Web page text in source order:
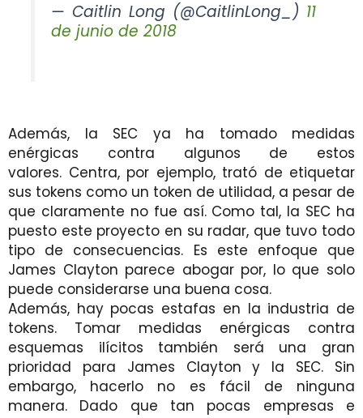
— Caitlin Long (@CaitlinLong_) 11
de junio de 2018
Además, la SEC ya ha tomado medidas
enérgicas contra algunos de estos
valores. Centra, por ejemplo, trató de etiquetar
sus tokens como un token de utilidad, a pesar de
que claramente no fue así. Como tal, la SEC ha
puesto este proyecto en su radar, que tuvo todo
tipo de consecuencias. Es este enfoque que
James Clayton parece abogar por, lo que solo
puede considerarse una buena cosa.
Además, hay pocas estafas en la industria de
tokens. Tomar medidas enérgicas contra
esquemas ilícitos también será una gran
prioridad para James Clayton y la SEC. Sin
embargo, hacerlo no es fácil de ninguna
manera. Dado que tan pocas empresas e